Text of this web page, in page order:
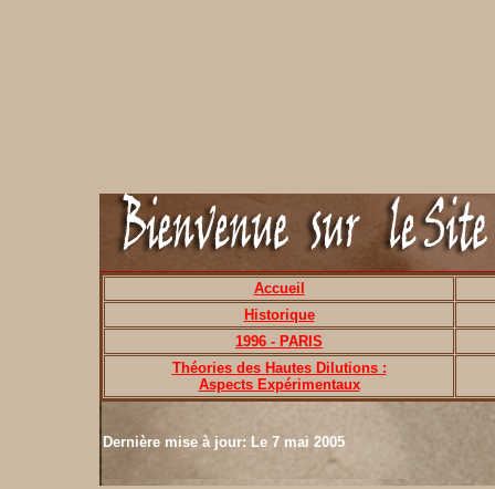
Accueil
Historique
1996 - PARIS
Théories des Hautes Dilutions :
Aspects Expérimentaux
Dernière mise à jour: Le 7 mai 2005